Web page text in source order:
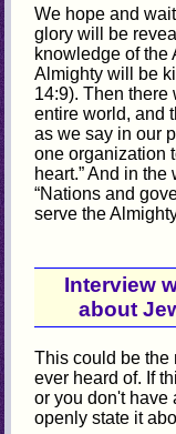
We hope and
glory will be
knowledge of the
Almighty will be
14:9). Then
entire world, and
as we say in our
one organization
heart.” And in
“Nations and
serve the
Interview
about
This could be the
ever heard of. If
or you don't have
openly state it